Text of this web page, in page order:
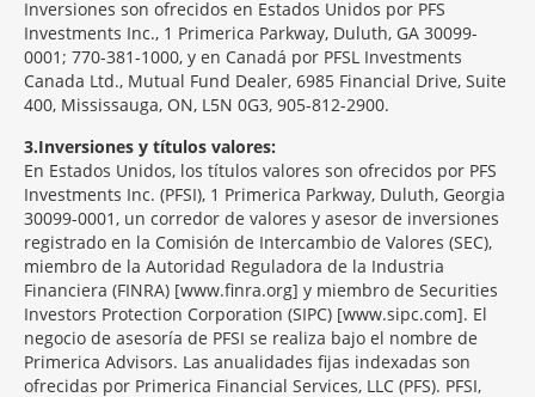
Inversiones son ofrecidos en Estados Unidos por PFS
Investments Inc., 1 Primerica Parkway, Duluth, GA 30099-
0001; 770-381-1000, y en Canadá por PFSL Investments
Canada Ltd., Mutual Fund Dealer, 6985 Financial Drive, Suite
400, Mississauga, ON, L5N 0G3, 905-812-2900.
3 Inversiones y títulos valores:
En Estados Unidos, los títulos valores son ofrecidos por PFS
Investments Inc. (PFSI), 1 Primerica Parkway, Duluth, Georgia
30099-0001, un corredor de valores y asesor de inversiones
registrado en la Comisión de Intercambio de Valores (SEC),
miembro de la Autoridad Reguladora de la Industria
Financiera (FINRA) [www.finra.org] y miembro de Securities
Investors Protection Corporation (SIPC) [www.sipc.com]. El
negocio de asesoría de PFSI se realiza bajo el nombre de
Primerica Advisors. Las anualidades fijas indexadas son
ofrecidas por Primerica Financial Services, LLC (PFS). PFSI,